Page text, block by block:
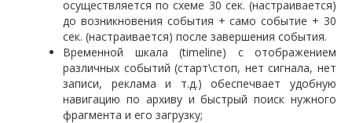
осуществляется по схеме 30 сек. (настраивается)
до возникновения события + само событие + 30
сек. (настраивается) после завершения события.
Временной шкала (timeline) с отображением
различных событий (старт\стоп, нет сигнала, нет
записи, реклама и т.д.) обеспечвает удобную
навигацию по архиву и быстрый поиск нужного
фрагмента и его загрузку;